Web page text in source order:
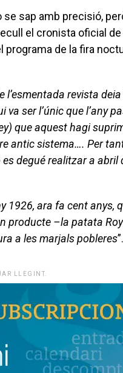
se sap amb precisió,
el cronista oficial de
programa de la fira
revista deia
va ser l’únic que l’any
que aquest hagi
antic sistema…. Per
degué realitzar a abril
1926, ara fa cent anys,
producte –la patata
a les marjals pobleres”.
LLEGINT.